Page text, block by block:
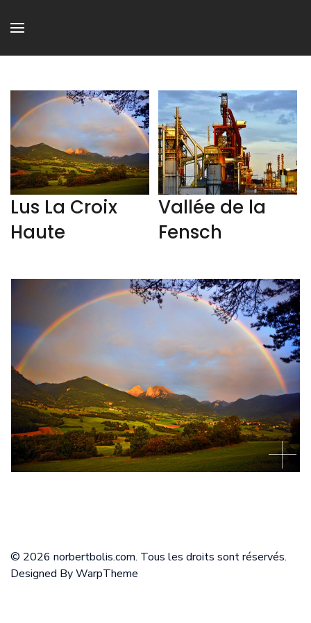
Lus La Croix
Haute
Vallée de la
Fensch
© 2026 norbertbolis.com. Tous les droits sont réservés.
Designed ByWarpTheme